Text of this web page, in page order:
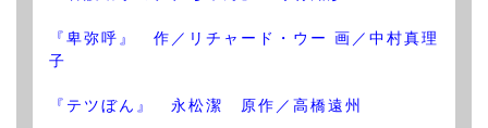
『卑弥呼』 作／リチャード・ウー 画／中村真理
子
『テツぼん』 永松潔 原作／高橋遠州